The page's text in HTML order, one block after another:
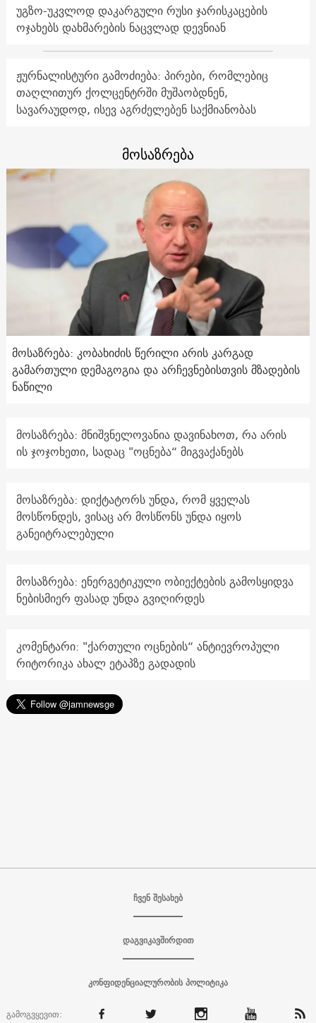
უგზო-უკვლოდ დაკარგული რუსი ჯარისკაცების
ოჯახებს დახმარების ნაცვლად დევნიან
ჟურნალისტური გამოძიება: პირები, რომლებიც
თაღლითურ ქოლცენტრში მუშაობდნენ,
სავარაუდოდ, ისევ აგრძელებენ საქმიანობას
მოსაზრება
მოსაზრება: კობახიძის წერილი არის კარგად
გამართული დემაგოგია და არჩევნებისთვის მზადების
ნაწილი
მოსაზრება: მნიშვნელოვანია დავინახოთ, რა არის
ის ჯოჯოხეთი, სადაც "ოცნება“ მიგვაქანებს
მოსაზრება: დიქტატორს უნდა, რომ ყველას
მოსწონდეს, ვისაც არ მოსწონს უნდა იყოს
განეიტრალებული
მოსაზრება: ენერგეტიკული ობიექტების გამოსყიდვა
ნებისმიერ ფასად უნდა გვიღირდეს
კომენტარი: "ქართული ოცნების“ ანტიევროპული
რიტორიკა ახალ ეტაპზე გადადის
ჩვენ შესახებ
დაგვიკავშირდით
კონფიდენციალურობის პოლიტიკა
გამოგვყევით: